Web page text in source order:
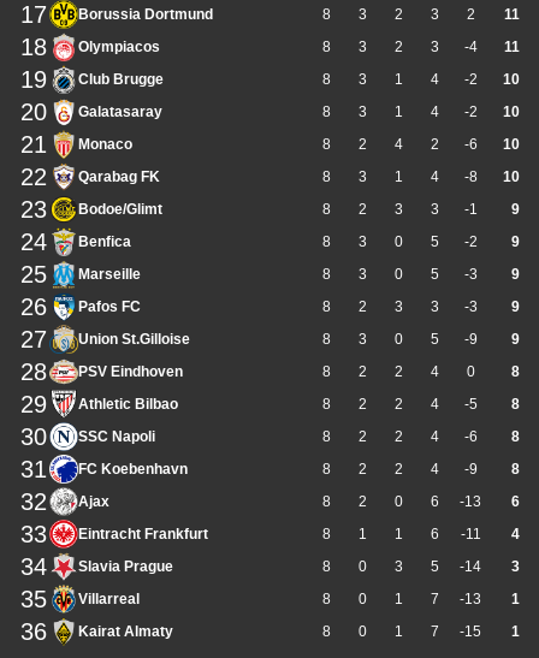
17 Borussia Dortmund 8 3 2 3 2 11
18 Olympiacos 8 3 2 3 -4 11
19 Club Brugge 8 3 1 4 -2 10
20 Galatasaray 8 3 1 4 -2 10
21 Monaco 8 2 4 2 -6 10
22 Qarabag FK 8 3 1 4 -8 10
23 Bodoe/Glimt 8 2 3 3 -1 9
24 Benfica 8 3 0 5 -2 9
25 Marseille 8 3 0 5 -3 9
26 Pafos FC 8 2 3 3 -3 9
27 Union St.Gilloise 8 3 0 5 -9 9
28 PSV Eindhoven 8 2 2 4 0 8
29 Athletic Bilbao 8 2 2 4 -5 8
30 SSC Napoli 8 2 2 4 -6 8
31 FC Koebenhavn 8 2 2 4 -9 8
32 Ajax 8 2 0 6 -13 6
33 Eintracht Frankfurt 8 1 1 6 -11 4
34 Slavia Prague 8 0 3 5 -14 3
35 Villarreal 8 0 1 7 -13 1
36 Kairat Almaty 8 0 1 7 -15 1